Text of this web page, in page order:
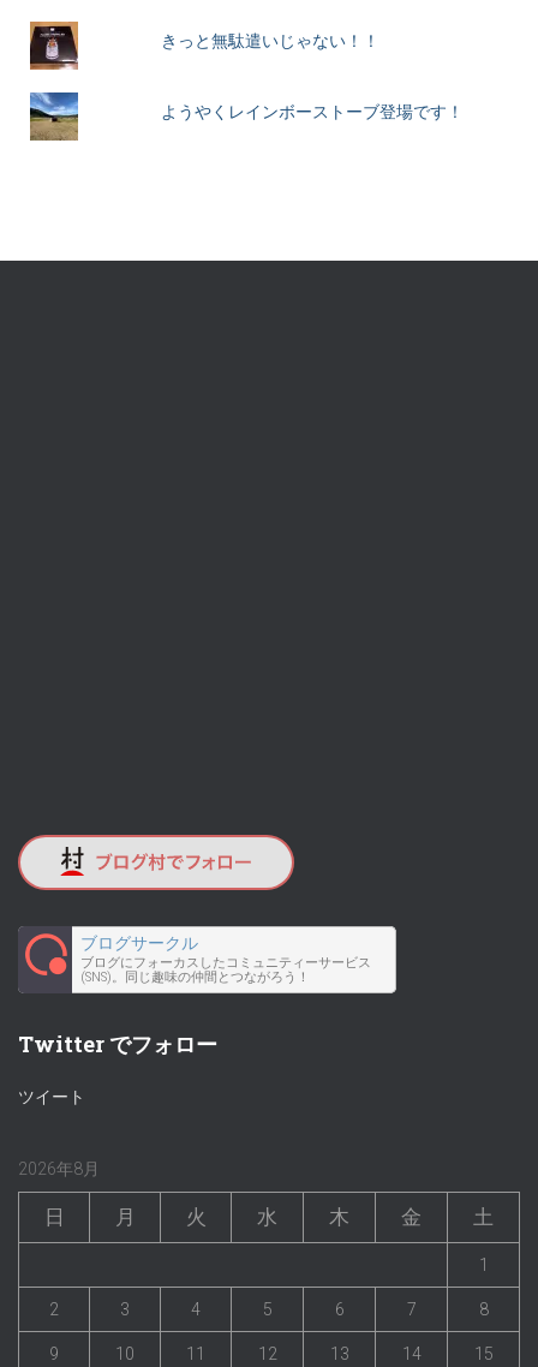
きっと無駄遣いじゃない！！
ようやくレインボーストーブ登場です！
ブログサークル
ブログにフォーカスしたコミュニティーサービス
(SNS)。同じ趣味の仲間とつながろう！
Twitter でフォロー
ツイート
2026年8月
日 月 火 水 木 金 土
1
2 3 4 5 6 7 8
9 10 11 12 13 14 15